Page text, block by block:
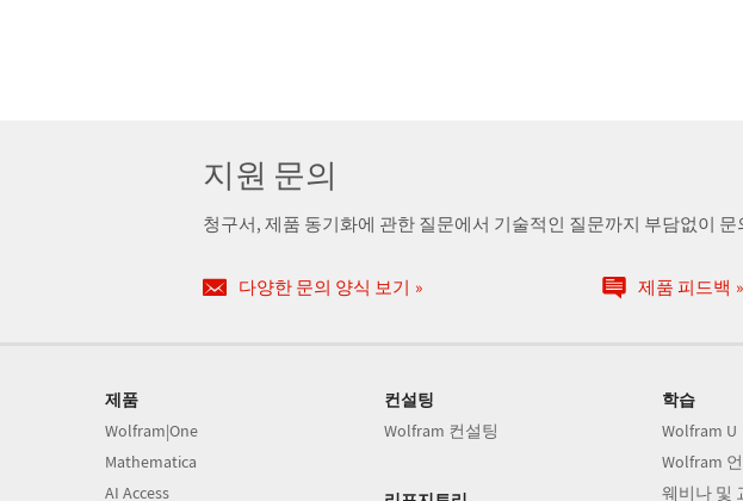
지원 문의
청구서, 제품 동기화에 관한 질문에서 기술적인 질문까지 부담없이 문
다양한 문의 양식 보기 제품 피드백
제품
Wolfram|One
Mathematica
AI Access
컨설팅
Wolfram 컨설팅
학습
Wolfram U
Wolfram
웨비나 및